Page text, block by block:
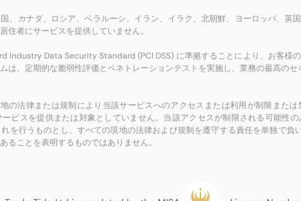
、カナダ、ロシア、ベラルーシ、イラン、イラク、北朝鮮、ヨーロッパ、英
住者にサービスを提供していません。
Industry Data Security Standard (PCI DSS) に準拠することにより、お客様
は、定期的な脆弱性評価とペネトレーションテストを実施し、業務の最高の
の法律または規制により当該サービスへのアクセスまたは利用が制限また
ビスを提供または対象としていません。当該アクセスが制限される可能性
を行うものとし、すべての現地の法律および規制を遵守する責任を単独で
ることを表明するものではありません。